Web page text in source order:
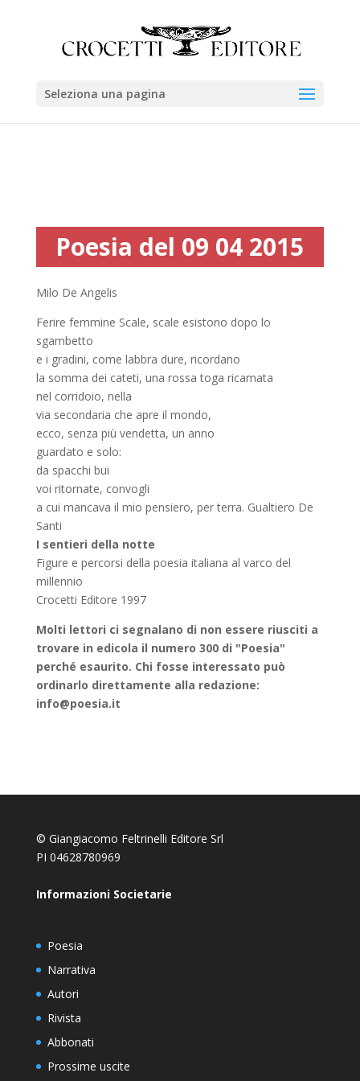
Seleziona una pagina
Poesia del 09 04 2015
Milo De Angelis
Ferire femmine Scale, scale esistono dopo lo
sgambetto
e i gradini, come labbra dure, ricordano
la somma dei cateti, una rossa toga ricamata
nel corridoio, nella
via secondaria che apre il mondo,
ecco, senza più vendetta, un anno
guardato e solo:
da spacchi bui
voi ritornate, convogli
a cui mancava il mio pensiero, per terra. Gualtiero De
Santi
I sentieri della notte
Figure e percorsi della poesia italiana al varco del
millennio
Crocetti Editore 1997
Molti lettori ci segnalano di non essere riusciti a
trovare in edicola il numero 300 di "Poesia"
perché esaurito. Chi fosse interessato può
ordinarlo direttamente alla redazione:
info@poesia.it
© Giangiacomo Feltrinelli Editore Srl
PI 04628780969
Informazioni Societarie
Poesia
Narrativa
Autori
Rivista
Abbonati
Prossime uscite